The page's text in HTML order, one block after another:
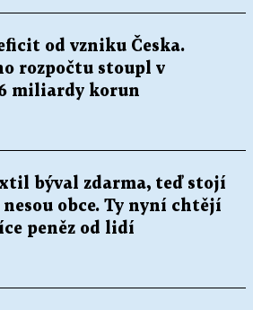
od vzniku Česka.
rozpočtu stoupl v
miliardy korun
býval zdarma, teď stojí
obce. Ty nyní chtějí
peněz od lidí